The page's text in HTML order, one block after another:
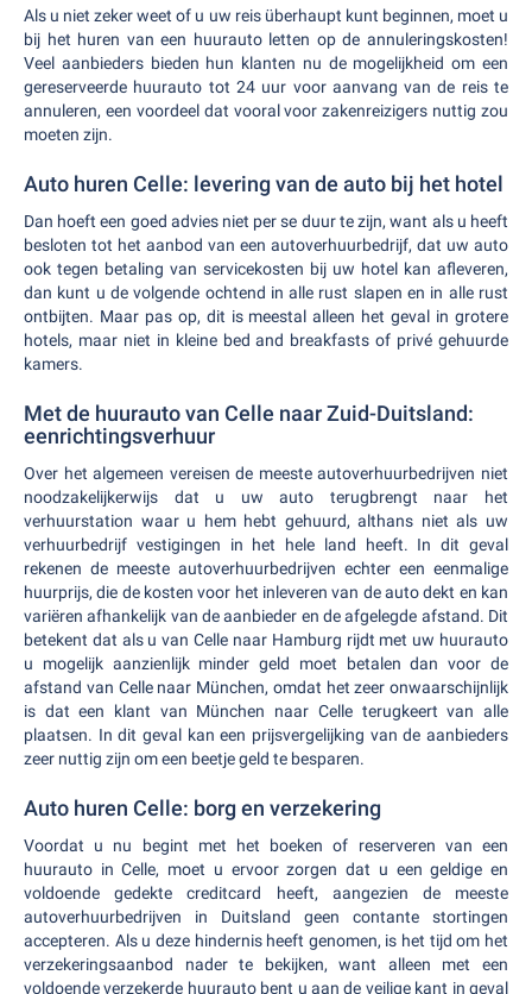
Als u niet zeker weet of u uw reis überhaupt kunt beginnen, moet u
bij het huren van een huurauto letten op de annuleringskosten!
Veel aanbieders bieden hun klanten nu de mogelijkheid om een
gereserveerde huurauto tot 24 uur voor aanvang van de reis te
annuleren, een voordeel dat vooral voor zakenreizigers nuttig zou
moeten zijn.
Auto huren Celle: levering van de auto bij het hotel
Dan hoeft een goed advies niet per se duur te zijn, want als u heeft
besloten tot het aanbod van een autoverhuurbedrijf, dat uw auto
ook tegen betaling van servicekosten bij uw hotel kan afleveren,
dan kunt u de volgende ochtend in alle rust slapen en in alle rust
ontbijten. Maar pas op, dit is meestal alleen het geval in grotere
hotels, maar niet in kleine bed and breakfasts of privé gehuurde
kamers.
Met de huurauto van Celle naar Zuid-Duitsland:
eenrichtingsverhuur
Over het algemeen vereisen de meeste autoverhuurbedrijven niet
noodzakelijkerwijs dat u uw auto terugbrengt naar het
verhuurstation waar u hem hebt gehuurd, althans niet als uw
verhuurbedrijf vestigingen in het hele land heeft. In dit geval
rekenen de meeste autoverhuurbedrijven echter een eenmalige
huurprijs, die de kosten voor het inleveren van de auto dekt en kan
variëren afhankelijk van de aanbieder en de afgelegde afstand. Dit
betekent dat als u van Celle naar Hamburg rijdt met uw huurauto
u mogelijk aanzienlijk minder geld moet betalen dan voor de
afstand van Celle naar München, omdat het zeer onwaarschijnlijk
is dat een klant van München naar Celle terugkeert van alle
plaatsen. In dit geval kan een prijsvergelijking van de aanbieders
zeer nuttig zijn om een beetje geld te besparen.
Auto huren Celle: borg en verzekering
Voordat u nu begint met het boeken of reserveren van een
huurauto in Celle, moet u ervoor zorgen dat u een geldige en
voldoende gedekte creditcard heeft, aangezien de meeste
autoverhuurbedrijven in Duitsland geen contante stortingen
accepteren. Als u deze hindernis heeft genomen, is het tijd om het
verzekeringsaanbod nader te bekijken, want alleen met een
voldoende verzekerde huurauto bent u aan de veilige kant in geval